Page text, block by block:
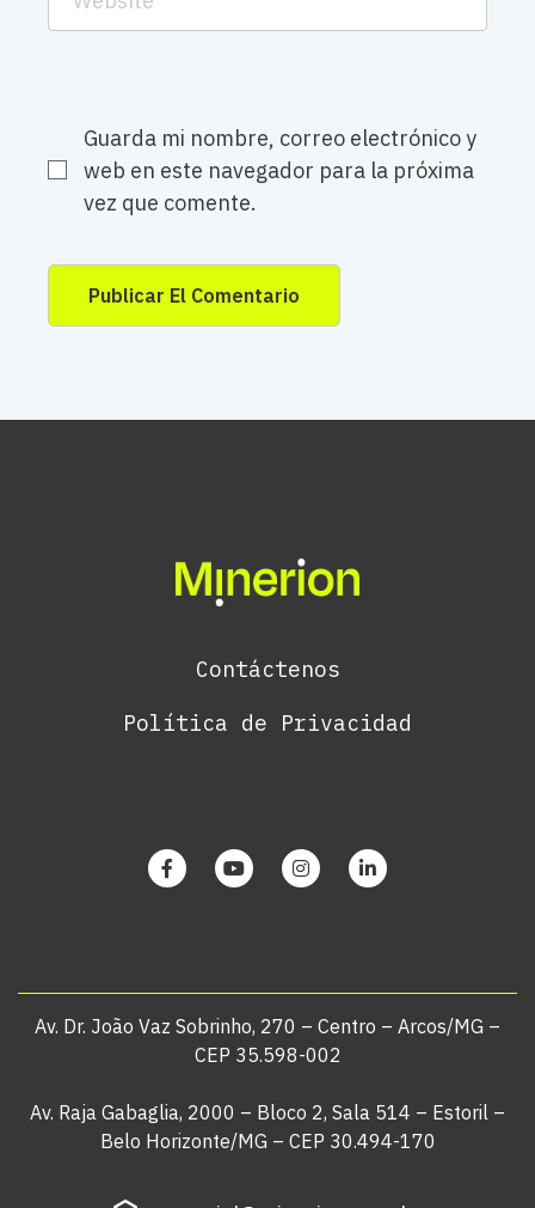
Guarda mi nombre, correo electrónico y
web en este navegador para la próxima
vez que comente.
Contáctenos
Política de Privacidad
Av. Dr. João Vaz Sobrinho, 270 – Centro – Arcos/MG –
CEP 35.598-002
Av. Raja Gabaglia, 2000 – Bloco 2, Sala 514 – Estoril –
Belo Horizonte/MG – CEP 30.494-170